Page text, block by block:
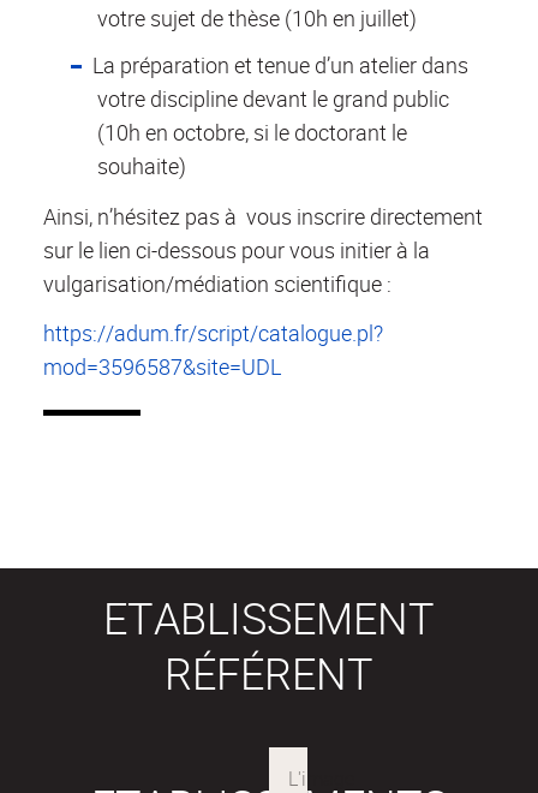
votre sujet de thèse (10h en juillet)
La préparation et tenue d’un atelier dans
votre discipline devant le grand public
(10h en octobre, si le doctorant le
souhaite)
Ainsi, n’hésitez pas à vous inscrire directement
sur le lien ci-dessous pour vous initier à la
vulgarisation/médiation scientifique :
https://adum.fr/script/catalogue.pl?
mod=3596587&site=UDL
ETABLISSEMENT
RÉFÉRENT